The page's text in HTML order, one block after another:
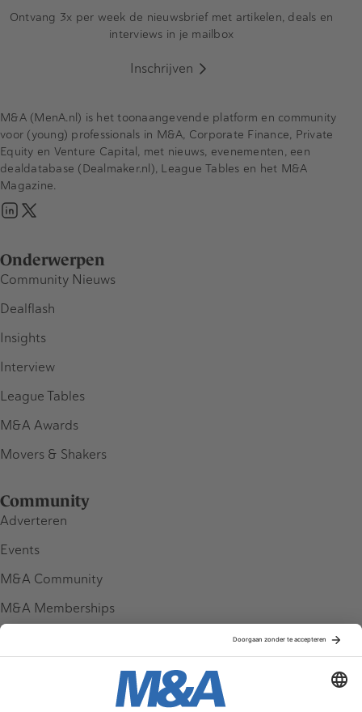
Ontvang 3x per week de nieuwsbrief met artikelen, deals en
interviews in je mailbox
Inschrijven
Onderwerpen
Community Nieuws
Dealflash
Insights
Interview
League Tables
M&A Awards
Movers & Shakers
Community
Adverteren
Events
M&A Community
M&A Memberships
M&A (MenA.nl) is het toonaangevende platform en community
voor (young) professionals in M&A, Corporate Finance, Private
Equity en Venture Capital, met nieuws, evenementen, een
dealdatabase (Dealmaker.nl), League Tables en het M&A
Magazine.